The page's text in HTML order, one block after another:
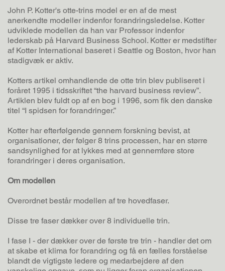
John P. Kotter's otte-trins model er en af de mest
anerkendte modeller indenfor forandringsledelse. Kotter
udviklede modellen da han var Professor indenfor
lederskab på Harvard Business School. Kotter er medstifter
af Kotter International baseret i Seattle og Boston, hvor han
stadigvæk er aktiv.
Kotters artikel omhandlende de otte trin blev publiseret i
foråret 1995 i tidsskriftet “the harvard business review”.
Artiklen blev fuldt op af en bog i 1996, som fik den danske
titel “I spidsen for forandringer.”
Kotter har efterfølgende gennem forskning bevist, at
organisationer, der følger 8 trins processen, har en større
sandsynlighed for at lykkes med at gennemføre store
forandringer i deres organisation.
Om modellen
Overordnet består modellen af tre hovedfaser.
Disse tre faser dækker over 8 individuelle trin.
I fase I - der dækker over de første tre trin - handler det om
at skabe et klima for forandring og få en fælles forståelse
blandt de vigtigste ledere og medarbejdere af den